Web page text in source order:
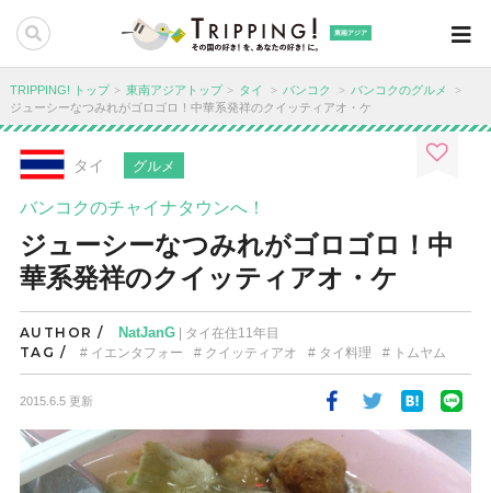
東南アジア
TRIPPING! トップ 東南アジアトップ タイ バンコク
バンコクのグルメ
ジューシーなつみれがゴロゴロ！中華系発祥のクイッティアオ・ケ
タイ グルメ
バンコクのチャイナタウンへ！
ジューシーなつみれがゴロゴロ！中
華系発祥のクイッティアオ・ケ
AUTHOR / NatJanG| タイ在住11年目
TAG / イエンタフォー クイッティアオ タイ料理 トムヤム
2015.6.5 更新